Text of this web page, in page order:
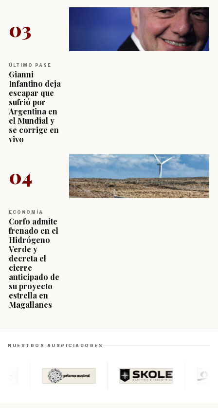
03
ÚLTIMO PASE
Gianni
Infantino deja
escapar que
sufrió por
Argentina en
el Mundial y
se corrige en
vivo
04
ECONOMÍA
Corfo admite
frenado en el
Hidrógeno
Verde y
decreta el
cierre
anticipado de
su proyecto
estrella en
Magallanes
NUESTROS AUSPICIADORES